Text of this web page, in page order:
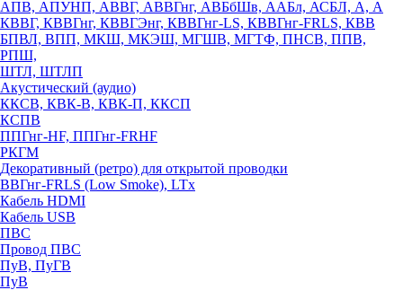
АПВ, АПУНП, АВВГ, АВВГнг, АВБбШв, ААБл, АСБЛ, А, А
КВВГ, КВВГнг, КВВГЭнг, КВВГнг-LS, КВВГнг-FRLS, КВВ
БПВЛ, ВПП, МКШ, МКЭШ, МГШВ, МГТФ, ПНСВ, ППВ,
РПШ,
ШТЛ, ШТЛП
Акустический (аудио)
ККСВ, КВК-В, КВК-П, ККСП
КСПВ
ППГнг-HF, ППГнг-FRHF
РКГМ
Декоративный (ретро) для открытой проводки
ВВГнг-FRLS (Low Smoke), LTx
Кабель HDMI
Кабель USB
ПВС
Провод ПВС
ПуВ, ПуГВ
ПуВ